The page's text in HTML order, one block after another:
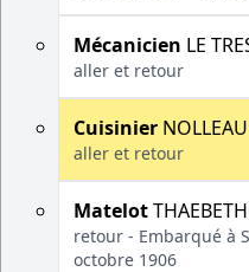
Mécanicien LE
aller et retour
Cuisinier
aller et retour
Matelot
retour - Embarqué à
octobre 1906